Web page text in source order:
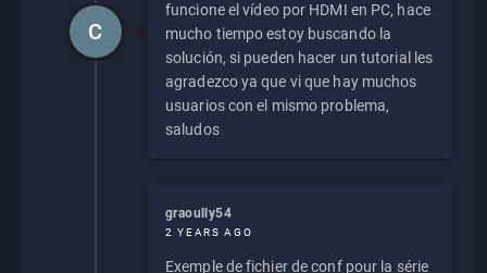
funcione el vídeo por HDMI en PC, hace
mucho tiempo estoy buscando la
solución, si pueden hacer un tutorial les
agradezco ya que vi que hay muchos
usuarios con el mismo problema,
saludos
C
graoully54
2 YEARS AGO
Exemple de fichier de conf pour la série